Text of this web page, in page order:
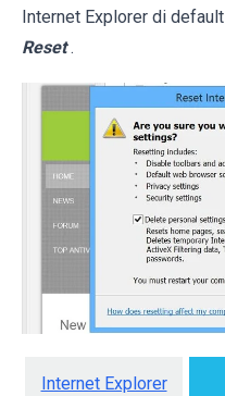
Internet Explorer di
Reset .
Internet Explorer